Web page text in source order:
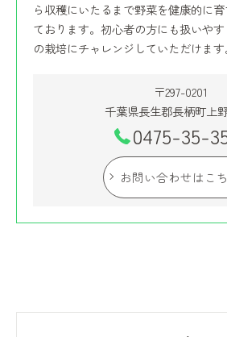
ら収穫にいたるまで野菜を健康的に
ております。初心者の方にも扱いや
の栽培にチャレンジしていただけます
〒297-0201
千葉県長生郡長柄町上
0475-35-
お問い合わせはこ